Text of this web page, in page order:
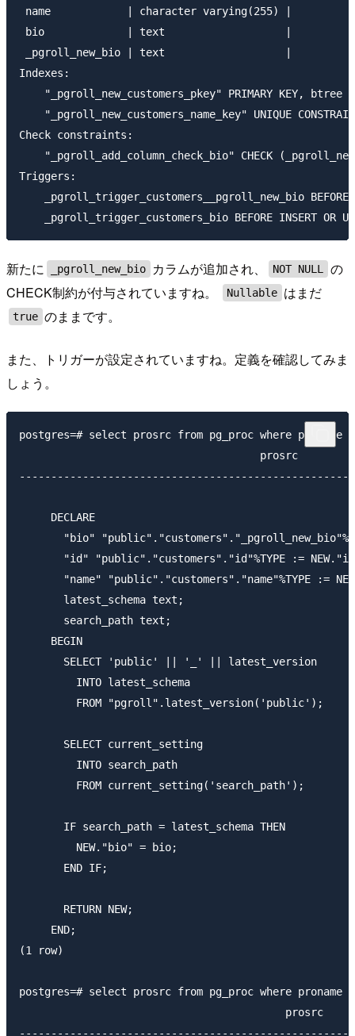
name            | character varying(255) |
bio             | text                   |
_pgroll_new_bio | text                   |
Indexes:
"_pgroll_new_customers_pkey" PRIMARY KEY, btree
"_pgroll_new_customers_name_key" UNIQUE
Check constraints:
"_pgroll_add_column_check_bio" CHECK
Triggers:
_pgroll_trigger_customers__pgroll_new_bio
新たに _pgroll_new_bio カラムが追加され、 NOT NULL
の
CHECK制約が付与されていますね。
Nullable はまだ
true のままです。
また、トリガーが設定されていますね。定義を確認してみま
しょう。
postgres=# select prosrc from pg_proc where
                                      prosrc
DECLARE
"bio"
"id" "public"."customers"."id"%TYPE :=
"name" "public"."customers"."name"%TYPE :=
latest_schema text;
search_path text;
BEGIN
SELECT 'public' || '_' || latest_version
INTO latest_schema
FROM "pgroll".latest_version('public');
SELECT current_setting
INTO search_path
FROM current_setting('search_path');
IF search_path = latest_schema THEN
NEW."bio" = bio;
END IF;
RETURN NEW;
     END;
(1 row)
postgres=# select prosrc from pg_proc where
                                          prosrc